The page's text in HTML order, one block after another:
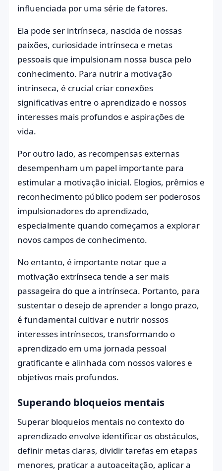
influenciada por uma série de fatores.
Ela pode ser intrínseca, nascida de nossas
paixões, curiosidade intrínseca e metas
pessoais que impulsionam nossa busca pelo
conhecimento. Para nutrir a motivação
intrínseca, é crucial criar conexões
significativas entre o aprendizado e nossos
interesses mais profundos e aspirações de
vida.
Por outro lado, as recompensas externas
desempenham um papel importante para
estimular a motivação inicial. Elogios, prêmios e
reconhecimento público podem ser poderosos
impulsionadores do aprendizado,
especialmente quando começamos a explorar
novos campos de conhecimento.
No entanto, é importante notar que a
motivação extrínseca tende a ser mais
passageira do que a intrínseca. Portanto, para
sustentar o desejo de aprender a longo prazo,
é fundamental cultivar e nutrir nossos
interesses intrínsecos, transformando o
aprendizado em uma jornada pessoal
gratificante e alinhada com nossos valores e
objetivos mais profundos.
Superando bloqueios mentais
Superar bloqueios mentais no contexto do
aprendizado envolve identificar os obstáculos,
definir metas claras, dividir tarefas em etapas
menores, praticar a autoaceitação, aplicar a